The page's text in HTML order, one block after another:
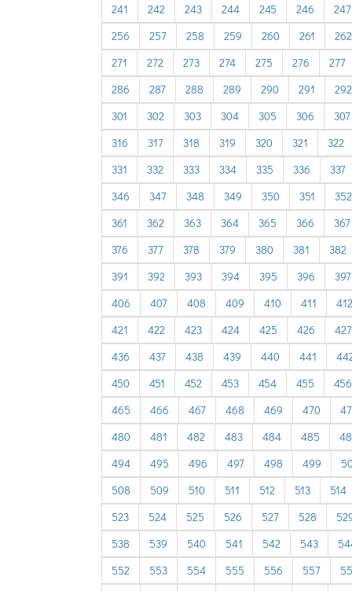
241 242 243 244 245 246
247
256
257 258 259 260 261
262
271
272 273 274 275 276
277
286
287 288 289 290 291
292
301
302 303 304 305 306
307
316
317 318 319 320 321
322
331
332 333 334 335 336
337
346
347 348 349 350 351
352
361
362 363 364 365 366
367
376
377 378 379 380 381
382
391
392 393 394 395 396
397
406
407 408 409 410 411
412
421
422 423 424 425 426
427
436
437 438 439 440 441
450
451 452 453 454 455
456
465
466 467 468 469 470
480
481 482 483 484 485
494
495 496 497 498 499
508
509 510 511 512 513
514
523
524 525 526 527 528
538
539 540 541 542 543
552
553 554 555 556 557